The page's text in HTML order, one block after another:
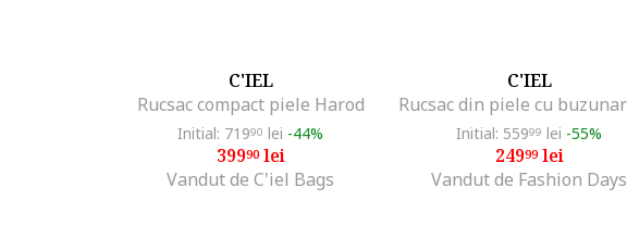
C'IEL
Rucsac compact piele Harod
Initial: 71990 lei -44%
39990lei
Vandut de C'iel Bags
C'IEL
Initial: 55999 lei -55%
24999lei
Vandut de Fashion Days